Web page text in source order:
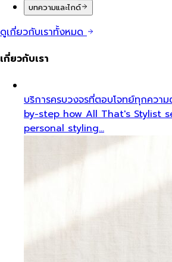
บทความและไกด์
ดูเกี่ยวกับเราทั้งหมด
เกี่ยวกับเรา
บริการครบวงจรที่ตอบโจทย์ทุกควา
by-step how All That's Stylist
personal styling…